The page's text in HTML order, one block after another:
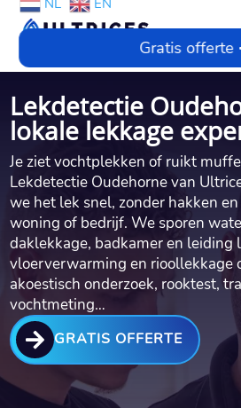
NL EN
Gratis offerte
Lekdetectie
lokale lekkage
Je ziet vochtplekken of ruikt
Lekdetectie Oudehorne van
we het lek snel, zonder hakken
woning of bedrijf. We sporen
daklekkage, badkamer en leiding
vloerverwarming en rioollekkage
akoestisch onderzoek, rooktest,
vochtmeting…
 GRATIS OFFERTE